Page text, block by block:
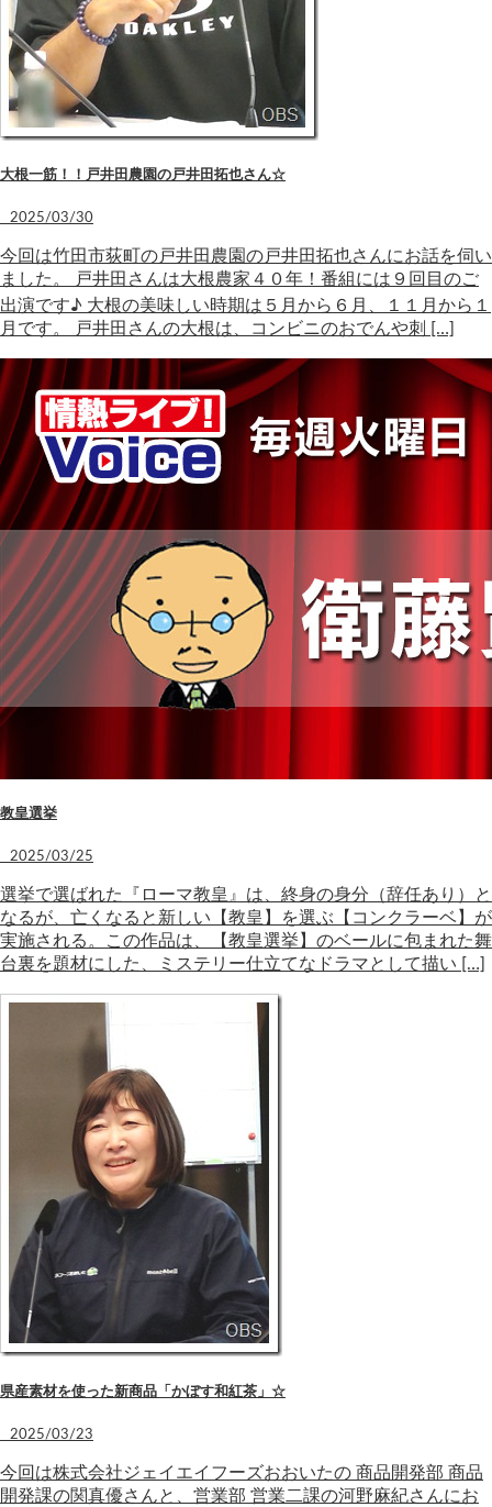
大根一筋！！戸井田農園の戸井田拓也さん☆
2025/03/30
今回は竹田市荻町の戸井田農園の戸井田拓也さんにお話を伺い
ました。 戸井田さんは大根農家４０年！番組には９回目のご
出演です♪ 大根の美味しい時期は５月から６月、１１月から１
月です。 戸井田さんの大根は、コンビニのおでんや刺 […]
教皇選挙
2025/03/25
選挙で選ばれた『ローマ教皇』は、終身の身分（辞任あり）と
なるが、亡くなると新しい【教皇】を選ぶ【コンクラーベ】が
実施される。この作品は、【教皇選挙】のベールに包まれた舞
台裏を題材にした、ミステリー仕立てなドラマとして描い […]
県産素材を使った新商品「かぼす和紅茶」☆
2025/03/23
今回は株式会社ジェイエイフーズおおいたの 商品開発部 商品
開発課の関真優さんと、営業部 営業二課の河野麻紀さんにお